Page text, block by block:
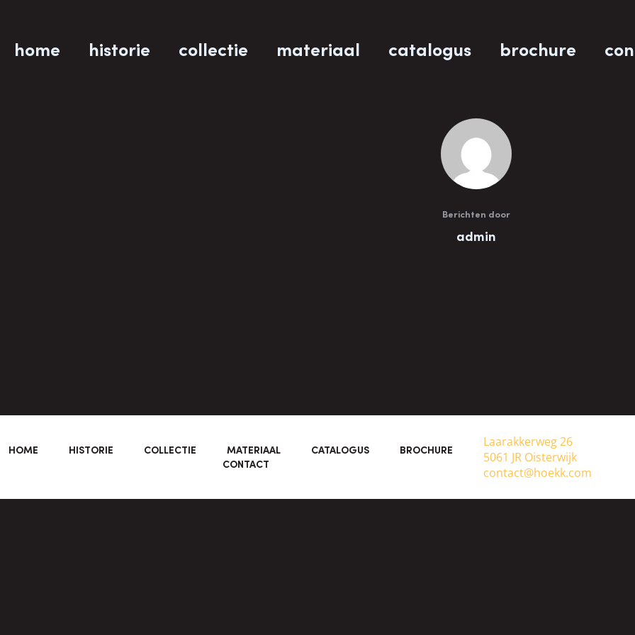
home historie collectie materiaal catalogus brochure
Berichten door
admin
HOME HISTORIE COLLECTIE MATERIAAL CATALOGUS
BROCHURE
CONTACT
Laarakkerweg 26
5061 JR Oisterwijk
contact@hoekk.com